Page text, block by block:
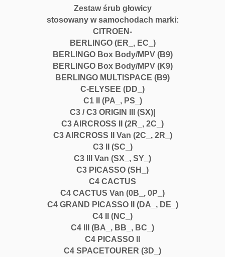
Zestaw śrub głowicy
stosowany w samochodach marki:
CITROEN-
BERLINGO (ER_, EC_)
BERLINGO Box Body/MPV (B9)
BERLINGO Box Body/MPV (K9)
BERLINGO MULTISPACE (B9)
C-ELYSEE (DD_)
C1 II (PA_, PS_)
C3 / C3 ORIGIN III (SX)|
C3 AIRCROSS II (2R_, 2C_)
C3 AIRCROSS II Van (2C_, 2R_)
C3 II (SC_)
C3 III Van (SX_, SY_)
C3 PICASSO (SH_)
C4 CACTUS
C4 CACTUS Van (0B_, 0P_)
C4 GRAND PICASSO II (DA_, DE_)
C4 II (NC_)
C4 III (BA_, BB_, BC_)
C4 PICASSO II
C4 SPACETOURER (3D_)